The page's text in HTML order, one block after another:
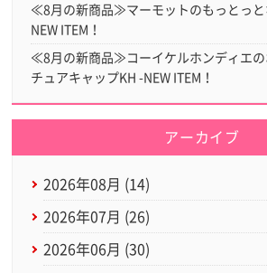
≪8月の新商品≫マーモットのもっとっと
NEW ITEM！
≪8月の新商品≫コーイケルホンディエの
チュアキャップKH -NEW ITEM！
アーカイブ
2026年08月 (14)
2026年07月 (26)
2026年06月 (30)